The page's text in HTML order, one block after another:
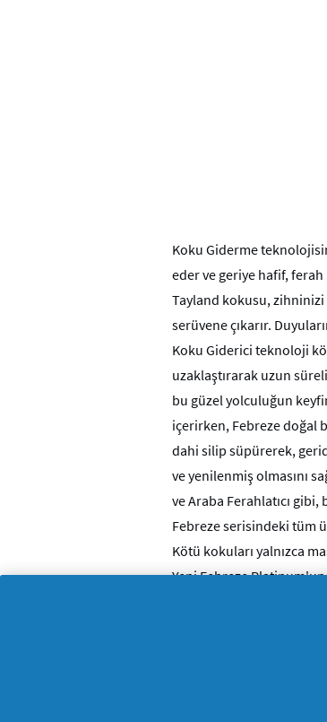
Koku Giderme
eder ve geriye hafif,
Tayland kokusu,
serüvene çıkarır.
Koku Giderici teknoloji
uzaklaştırarak uzun
bu güzel yolculuğun
içerirken, Febreze doğal
dahi silip süpürerek,
ve yenilenmiş olmasını
ve Araba Ferahlatıcı
Febreze serisindeki
Kötü kokuları yalnızca
Yeni Febreze